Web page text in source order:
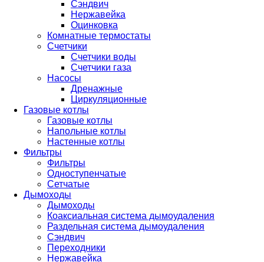
Сэндвич
Нержавейка
Оцинковка
Комнатные термостаты
Счетчики
Счетчики воды
Счетчики газа
Насосы
Дренажные
Циркуляционные
Газовые котлы
Газовые котлы
Напольные котлы
Настенные котлы
Фильтры
Фильтры
Одноступенчатые
Сетчатые
Дымоходы
Дымоходы
Коаксиальная система дымоудаления
Раздельная система дымоудаления
Сэндвич
Переходники
Нержавейка